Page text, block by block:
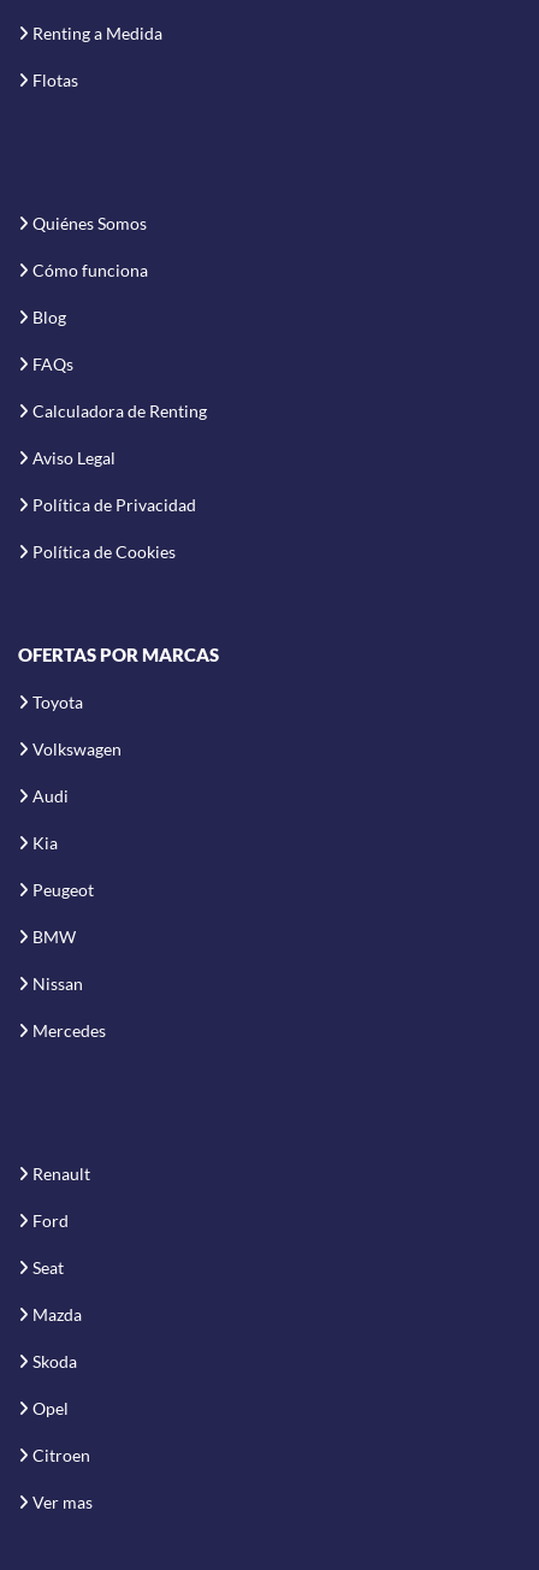
Renting a Medida
Flotas
Quiénes Somos
Cómo funciona
Blog
FAQs
Calculadora de Renting
Aviso Legal
Política de Privacidad
Política de Cookies
OFERTAS POR MARCAS
Toyota
Volkswagen
Audi
Kia
Peugeot
BMW
Nissan
Mercedes
Renault
Ford
Seat
Mazda
Skoda
Opel
Citroen
Ver mas